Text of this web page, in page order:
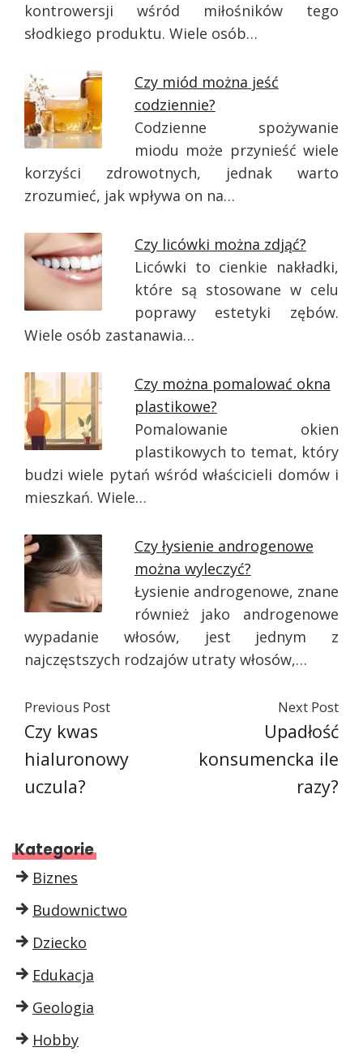
kontrowersji wśród miłośników tego
słodkiego produktu. Wiele osób…
Czy miód można jeść
codziennie?
Codzienne spożywanie
miodu może przynieść wiele
korzyści zdrowotnych, jednak warto
zrozumieć, jak wpływa on na…
Czy licówki można zdjąć?
Licówki to cienkie nakładki,
które są stosowane w celu
poprawy estetyki zębów.
Wiele osób zastanawia…
Czy można pomalować okna
plastikowe?
Pomalowanie okien
plastikowych to temat, który
budzi wiele pytań wśród właścicieli domów i
mieszkań. Wiele…
Czy łysienie androgenowe
można wyleczyć?
Łysienie androgenowe, znane
również jako androgenowe
wypadanie włosów, jest jednym z
najczęstszych rodzajów utraty włosów,…
Previous Post
Czy kwas
hialuronowy
uczula?
Next Post
Upadłość
konsumencka ile
razy?
Kategorie
Biznes
Budownictwo
Dziecko
Edukacja
Geologia
Hobby